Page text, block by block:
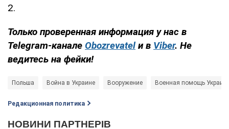
2.
Только проверенная информация у нас в
Telegram-канале Obozrevatel и в Viber. Не
ведитесь на фейки!
Польша Война в Украине Вооружение Военная помощь
Редакционная политика